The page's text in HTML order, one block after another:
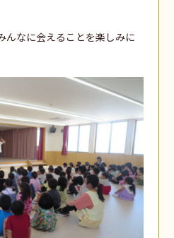
んなに会えることを楽しみに